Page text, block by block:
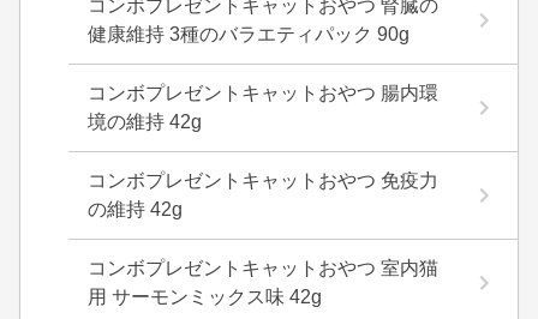
コンボプレゼントキャットおやつ 腎臓の
健康維持 3種のバラエティパック 90g
コンボプレゼントキャットおやつ 腸内環
境の維持 42g
コンボプレゼントキャットおやつ 免疫力
の維持 42g
コンボプレゼントキャットおやつ 室内猫
用 サーモンミックス味 42g